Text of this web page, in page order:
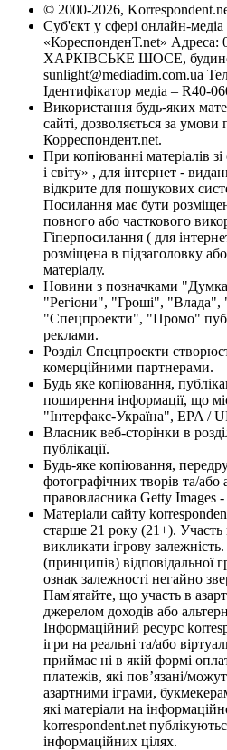
© 2000-2026,
Суб'єкт у сфері онлайн-
«КореспонденТ.net» Адреса:
ХАРКІВСЬКЕ ШОСЕ,
sunlight@mediadim.com.ua
Ідентифікатор медіа – R40-
Використання будь-яких
сайті, дозволяється за
Корреспондент.net.
При копіюванні матеріалів
і світу» , для інтернет -
відкрите для пошукових
Посилання має бути
повного або часткового
Гіперпосилання ( для
розміщена в підзаголовку
матеріалу.
Новини з позначками
"Регіони", "Гроші",
"Спецпроекти", "Промо"
реклами.
Розділ Спецпроекти
комерційними партнерами.
Будь яке копіювання,
поширення інформації, що
"Інтерфакс-Україна", EPA /
Власник веб-сторінки в
публікації.
Будь-яке копіювання,
фотографічних творів та/або
правовласника Getty Images -
Матеріали сайту
старше 21 року (21+). Участь
викликати ігрову
(принципів)
ознак залежності негайно
Пам'ятайте, що участь в
джерелом доходів або
Інформаційний ресурс
ігри на реальні та/або
приймає ні в якій формі
платежів, які пов’язані/
азартними іграми,
які матеріали на
korrespondent.net
інформаційних цілях.